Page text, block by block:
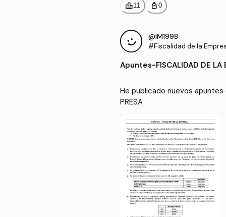
leaderboard11 personal_bag 0
@IM1998
#Fiscalidad de la
Apuntes-FISCALIDAD DE LA
He publicado nuevos apuntes
PRESA